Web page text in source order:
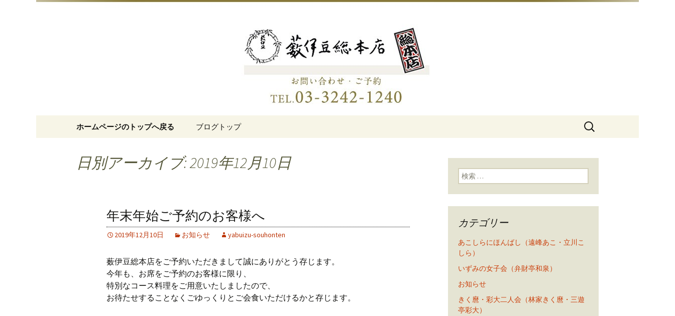
日本橋の老舗蕎麦屋「藪伊豆総本店」
コンテンツへ移動
ホームページのトップへ戻る ブログトップ
検
日別アーカイブ: 2019年12月10日
年末年始ご予約のお客様へ
2019年12月10日 お知らせ yabuizu-souhonten
薮伊豆総本店をご予約いただきまして誠にありがとう存じます。
今年も、お席をご予約のお客様に限り、
特別なコース料理をご用意いたしましたので、
お待たせすることなくごゆっくりとご会食いただけるかと存じます。
検索:
カテゴリー
あこしらにほんばし（遠峰あこ・立川こ
しら）
いずみの女子会（弁財亭和泉）
お知らせ
きく麿・彩大二人会（林家きく麿・三遊
亭彩大）